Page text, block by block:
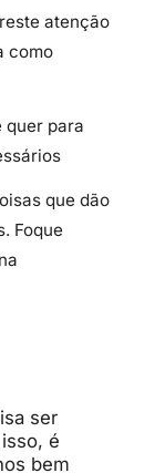
atenção
como
quer para
que dão
Foque
ser
é
bem